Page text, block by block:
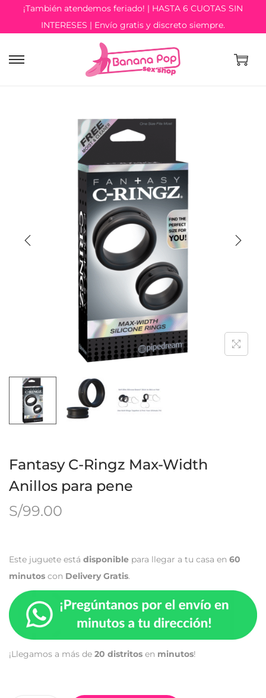
¡También atendemos feriado! | HASTA 6 CUOTAS SIN
INTERESES | Envío gratis y discreto siempre.
Fantasy C-Ringz Max-Width
Anillos para pene
S/99.00
Este juguete está disponible para llegar a tu casa en 60
minutos con Delivery Gratis.
¡Llegamos a más de 20 distritos en minutos!